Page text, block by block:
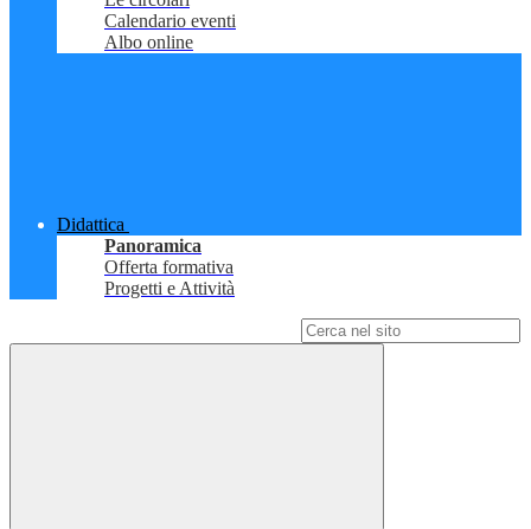
Calendario eventi
Albo online
Didattica
Panoramica
Offerta formativa
Progetti e Attività